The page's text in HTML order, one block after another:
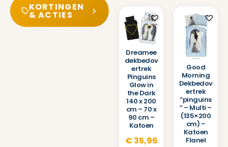
KORTINGEN
& ACTIES
Dreamee
dekbedov
ertrek
Pinguins
Glow in
the Dark
140 x 200
cm – 70 x
90 cm –
Katoen
€ 35,96
Good
Morning
Dekbedov
ertrek
“pinguins
” – Multi –
(135×200
cm) –
Katoen
Flanel